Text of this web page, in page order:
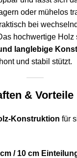
oder mühelos
bei
hochwertige Holz
langlebige
und stabil stützt.
& Vorteile
Konstruktion für
/ 10 cm